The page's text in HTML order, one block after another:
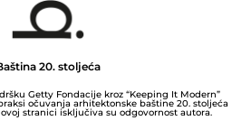
20. stoljeća
Getty Fondacije kroz “Keeping It Modern”
očuvanja arhitektonske baštine 20. stoljeća
stranici isključiva su odgovornost autora.